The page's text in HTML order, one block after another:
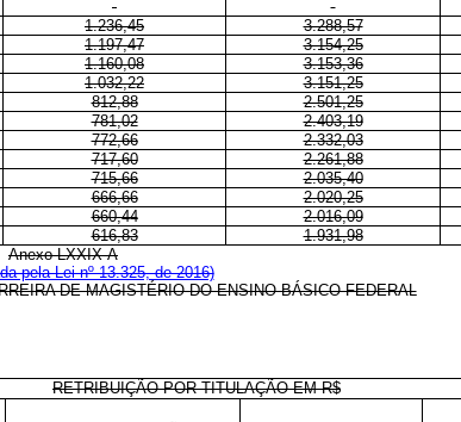
1.236,45 3.288,57
1.197,47 3.154,25
1.160,08 3.153,36
1.032,22 3.151,25
812,88 2.501,25
781,02 2.403,19
772,66 2.332,03
717,60 2.261,88
715,66 2.035,40
666,66 2.020,25
660,44 2.016,09
616,83 1.931,98
Anexo LXXIX-A
pela Lei nº 13.325, de 2016)
DE MAGISTÉRIO DO ENSINO BÁSICO FEDERAL
RETRIBUIÇÃO POR TITULAÇÃO EM R$